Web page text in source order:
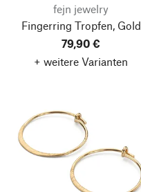
fejn jewelry
Fingerring Tropfen, Gold
79,90 €
+ weitere Varianten